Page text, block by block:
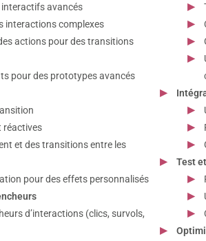
avancés
interactions complexes
actions pour des transitions
pour des prototypes avancés
réactives
et des transitions entre les
pour des effets personnalisés
d’interactions (clics, survols,
Test